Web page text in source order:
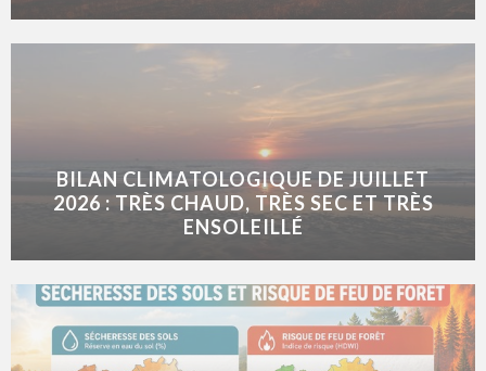
BILAN CLIMATOLOGIQUE DE JUILLET
2026 : TRÈS CHAUD, TRÈS SEC ET TRÈS
ENSOLEILLÉ